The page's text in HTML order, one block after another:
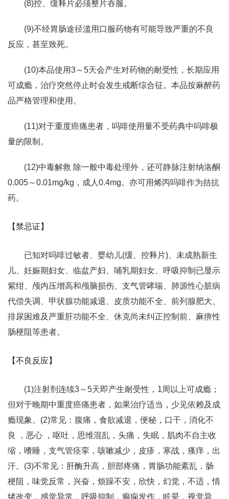
(8)控、缓释片必须整片吞服。
(9)不经胃肠途径滥用口服药物有可能导致严重的不良
反应，甚至致死。
(10)本品使用3～5天会产生对药物的耐受性，长期应用
可成瘾，治疗突然停止时会发生戒断综合征。本品按麻醉药
品严格管理和使用。
(11)对于重度癌痛患者，吗啡使用量不受药典中吗啡极
量的限制。
(12)中毒解救 除一般中毒处理外，还可静脉注射纳洛酮
0.005～0.01mg/kg，成人0.4mg。亦可用烯丙吗啡作为拮抗
药。
【禁忌证】
已知对吗啡过敏者、婴幼儿(缓、控释片)、未成熟新生
儿、妊娠期妇女、临盆产妇、哺乳期妇女、呼吸抑制已显示
紫绀、颅内压增高和颅脑损伤、支气管哮喘、肺源性心脏病
代偿失调、甲状腺功能减退、皮质功能不全、前列腺肥大、
排尿困难及严重肝功能不全、休克尚未纠正控制前、麻痹性
肠梗阻等患者。
【不良反应】
(1)注射剂连续3～5天即产生耐受性，1周以上可成瘾；
但对于晚期中重度癌痛患者，如果治疗适当，少见依赖及成
瘾现象。(2)常见：腹痛，食欲减退，便秘，口干，消化不
良 ，恶心 ，呕吐，思维混乱，头痛，失眠，肌肉不自主收
缩，嗜睡，支气管痉挛，咳嗽减少，皮疹，寒战，瘙痒，出
汗。(3)不常见：肝酶升高，胆部疼痛，胃肠功能紊乱，肠
梗阻，味觉反常，兴奋，烦躁不安，欣快，幻觉，不适，情
绪改变，感觉异常，呼吸抑制，癫痫发作，眩晕，视觉异